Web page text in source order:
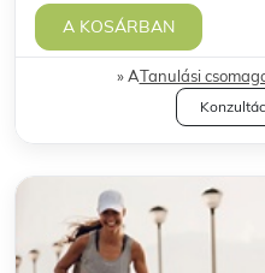
A KOSÁRBAN
ATanulási